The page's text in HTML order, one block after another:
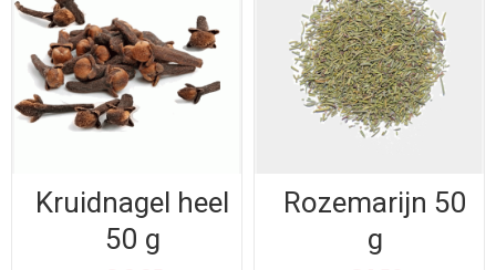
Kruidnagel heel
50 g
Rozemarijn 50
g